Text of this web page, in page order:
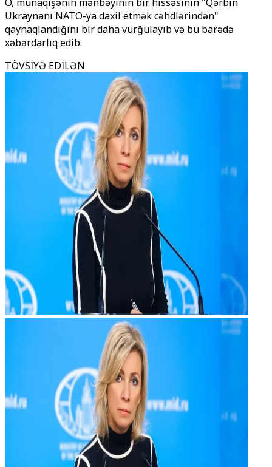
Ukraynanı NATO-ya daxil etmək cəhdlərindən"
qaynaqlandığını bir daha vurğulayıb və bu barədə
xəbərdarlıq edib.
TÖVSİYƏ EDİLƏN